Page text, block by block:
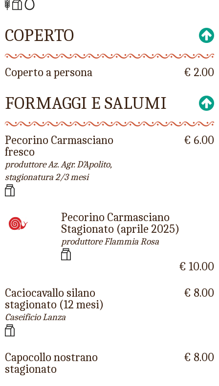
COPERTO
Coperto a persona € 2.00
FORMAGGI E SALUMI
Pecorino Carmasciano
fresco
produttore Az. Agr. D’Apolito,
stagionatura 2/3 mesi
€ 6.00
Pecorino Carmasciano
Stagionato (aprile 2025)
produttore Flammia Rosa
€ 10.00
Caciocavallo silano
stagionato (12 mesi)
Caseificio Lanza
€ 8.00
Capocollo nostrano
stagionato
€ 8.00